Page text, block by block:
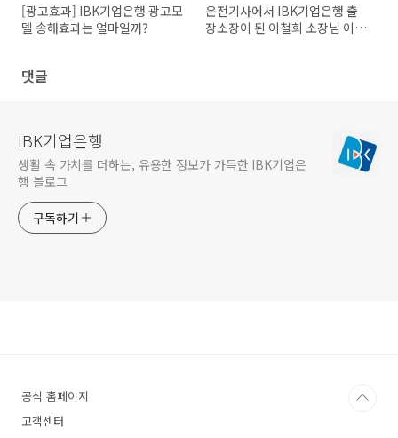
[광고효과] IBK기업은행 광고모
델 송해효과는 얼마일까?
운전기사에서 IBK기업은행 출
장소장이 된 이철희 소장님 이야
댓글
IBK기업은행
생활 속 가치를 더하는, 유용한 정보가 가득한 IBK기업은
행 블로그
구독하기
공식 홈페이지
고객센터